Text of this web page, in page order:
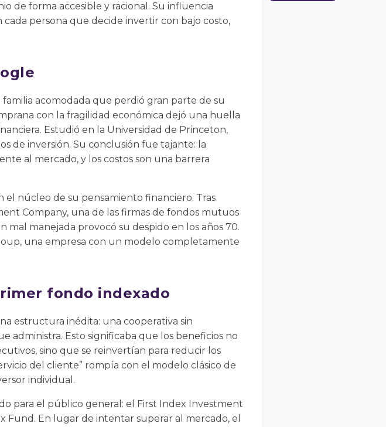
de forma accesible y racional. Su influencia
persona que decide invertir con bajo costo,
acomodada que perdió gran parte de su
con la fragilidad económica dejó una huella
Estudió en la Universidad de Princeton,
de inversión. Su conclusión fue tajante: la
al mercado, y los costos son una barrera
el núcleo de su pensamiento financiero. Tras
Company, una de las firmas de fondos mutuos
mal manejada provocó su despido en los años 70.
una empresa con un modelo completamente
fondo indexado
estructura inédita: una cooperativa sin
administra. Esto significaba que los beneficios no
sino que se reinvertían para reducir los
del cliente” rompía con el modelo clásico de
individual.
para el público general: el First Index Investment
En lugar de intentar superar al mercado, el